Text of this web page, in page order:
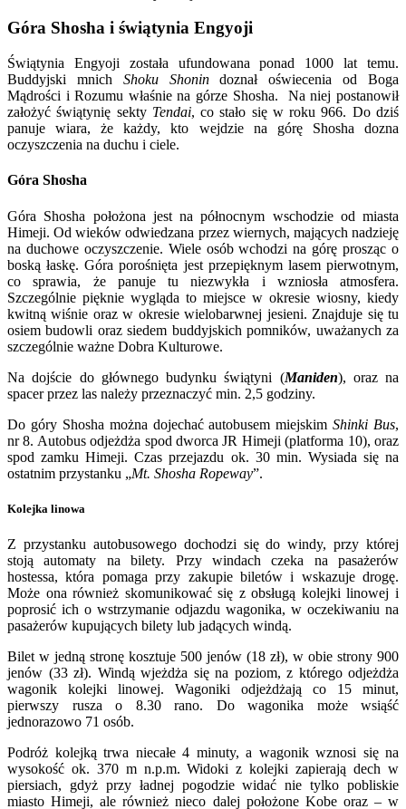
Góra Shosha i świątynia Engyoji
Świątynia Engyoji została ufundowana ponad 1000 lat temu.
Buddyjski mnich Shoku Shonindoznał oświecenia od Boga
Mądrości i Rozumu właśnie na górze Shosha. Na niej postanowił
założyć świątynię sekty Tendai, co stało się w roku 966. Do dziś
panuje wiara, że każdy, kto wejdzie na górę Shosha dozna
oczyszczenia na duchu i ciele.
Góra Shosha
Góra Shosha położona jest na północnym wschodzie od miasta
Himeji. Od wieków odwiedzana przez wiernych, mających nadzieję
na duchowe oczyszczenie. Wiele osób wchodzi na górę prosząc o
boską łaskę. Góra porośnięta jest przepięknym lasem pierwotnym,
co sprawia, że panuje tu niezwykła i wzniosła atmosfera.
Szczególnie pięknie wygląda to miejsce w okresie wiosny, kiedy
kwitną wiśnie oraz w okresie wielobarwnej jesieni. Znajduje się tu
osiem budowli oraz siedem buddyjskich pomników, uważanych za
szczególnie ważne Dobra Kulturowe.
Na dojście do głównego budynku świątyni (Maniden), oraz na
spacer przez las należy przeznaczyć min. 2,5 godziny.
Do góry Shosha można dojechać autobusem miejskimShinki Bus,
nr 8. Autobus odjeżdża spod dworca JR Himeji (platforma 10), oraz
spod zamku Himeji. Czas przejazdu ok. 30 min. Wysiada się na
ostatnim przystanku „Mt. Shosha Ropeway”.
Kolejka linowa
Z przystanku autobusowego dochodzi się do windy, przy której
stoją automaty na bilety. Przy windach czeka na pasażerów
hostessa, która pomaga przy zakupie biletów i wskazuje drogę.
Może ona również skomunikować się z obsługą kolejki linowej i
poprosić ich o wstrzymanie odjazdu wagonika, w oczekiwaniu na
pasażerów kupujących bilety lub jadących windą.
Bilet w jedną stronę kosztuje 500 jenów (18 zł), w obie strony 900
jenów (33 zł). Windą wjeżdża się na poziom, z którego odjeżdża
wagonik kolejki linowej. Wagoniki odjeżdżają co 15 minut,
pierwszy rusza o 8.30 rano. Do wagonika może wsiąść
jednorazowo 71 osób.
Podróż kolejką trwa niecałe 4 minuty, a wagonik wznosi się na
wysokość ok. 370 m n.p.m. Widoki z kolejki zapierają dech w
piersiach, gdyż przy ładnej pogodzie widać nie tylko pobliskie
miasto Himeji, ale również nieco dalej położone Kobe oraz – w